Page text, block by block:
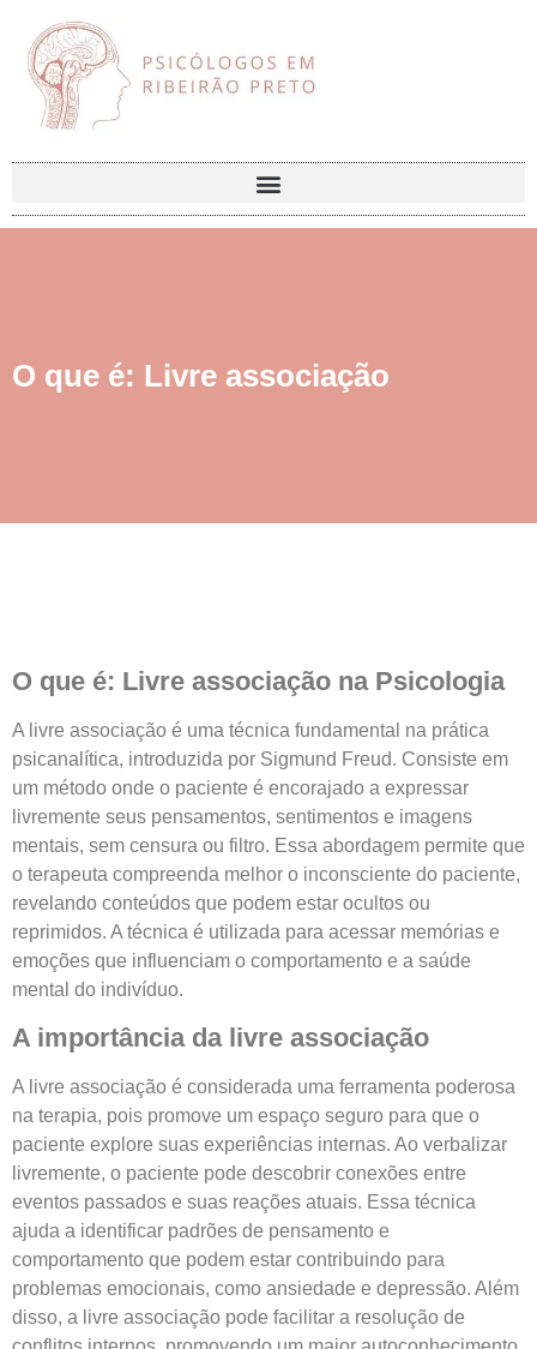
O que é: Livre associação
O que é: Livre associação na Psicologia
A livre associação é uma técnica fundamental na prática
psicanalítica, introduzida por Sigmund Freud. Consiste em
um método onde o paciente é encorajado a expressar
livremente seus pensamentos, sentimentos e imagens
mentais, sem censura ou filtro. Essa abordagem permite que
o terapeuta compreenda melhor o inconsciente do paciente,
revelando conteúdos que podem estar ocultos ou
reprimidos. A técnica é utilizada para acessar memórias e
emoções que influenciam o comportamento e a saúde
mental do indivíduo.
A importância da livre associação
A livre associação é considerada uma ferramenta poderosa
na terapia, pois promove um espaço seguro para que o
paciente explore suas experiências internas. Ao verbalizar
livremente, o paciente pode descobrir conexões entre
eventos passados e suas reações atuais. Essa técnica
ajuda a identificar padrões de pensamento e
comportamento que podem estar contribuindo para
problemas emocionais, como ansiedade e depressão. Além
disso, a livre associação pode facilitar a resolução de